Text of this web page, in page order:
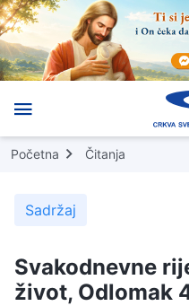
Početna Čitanja
Sadržaj
Svakodnevne
život, Odlomak